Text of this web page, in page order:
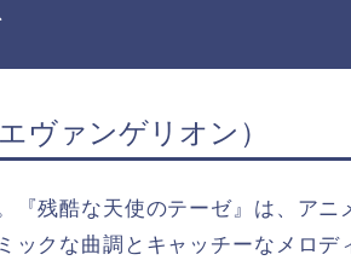
ヴァンゲリオン）
『残酷な天使のテーゼ』は、アニ
ックな曲調とキャッチーなメロデ